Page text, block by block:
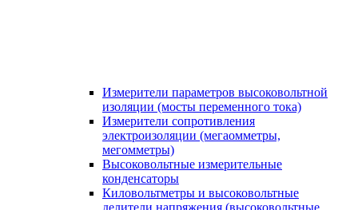
Измерители параметров высоковольтной
изоляции (мосты переменного тока)
Измерители сопротивления
электроизоляции (мегаомметры,
мегомметры)
Высоковольтные измерительные
конденсаторы
Киловольтметры и высоковольтные